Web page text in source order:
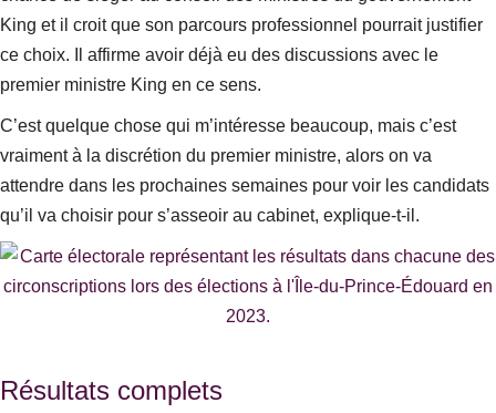
King et il croit que son parcours professionnel pourrait justifier
ce choix. Il affirme avoir déjà eu des discussions avec le
premier ministre King en ce sens.
C’est quelque chose qui m’intéresse beaucoup, mais c’est
vraiment à la discrétion du premier ministre, alors on va
attendre dans les prochaines semaines pour voir les candidats
qu’il va choisir pour s’asseoir au cabinet, explique-t-il.
Résultats complets